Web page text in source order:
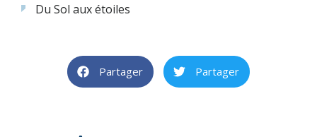
Du Sol aux étoiles
Partager Partager